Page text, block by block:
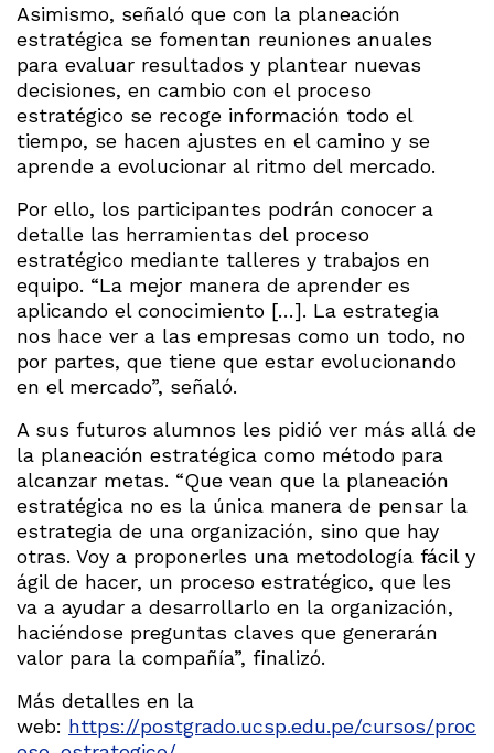
Asimismo, señaló que con la planeación
estratégica se fomentan reuniones anuales
para evaluar resultados y plantear nuevas
decisiones, en cambio con el proceso
estratégico se recoge información todo el
tiempo, se hacen ajustes en el camino y se
aprende a evolucionar al ritmo del mercado.
Por ello, los participantes podrán conocer a
detalle las herramientas del proceso
estratégico mediante talleres y trabajos en
equipo. “La mejor manera de aprender es
aplicando el conocimiento […]. La estrategia
nos hace ver a las empresas como un todo, no
por partes, que tiene que estar evolucionando
en el mercado”, señaló.
A sus futuros alumnos les pidió ver más allá de
la planeación estratégica como método para
alcanzar metas. “Que vean que la planeación
estratégica no es la única manera de pensar la
estrategia de una organización, sino que hay
otras. Voy a proponerles una metodología fácil y
ágil de hacer, un proceso estratégico, que les
va a ayudar a desarrollarlo en la organización,
haciéndose preguntas claves que generarán
valor para la compañía”, finalizó.
Más detalles en la
web: https://postgrado.ucsp.edu.pe/cursos/proc